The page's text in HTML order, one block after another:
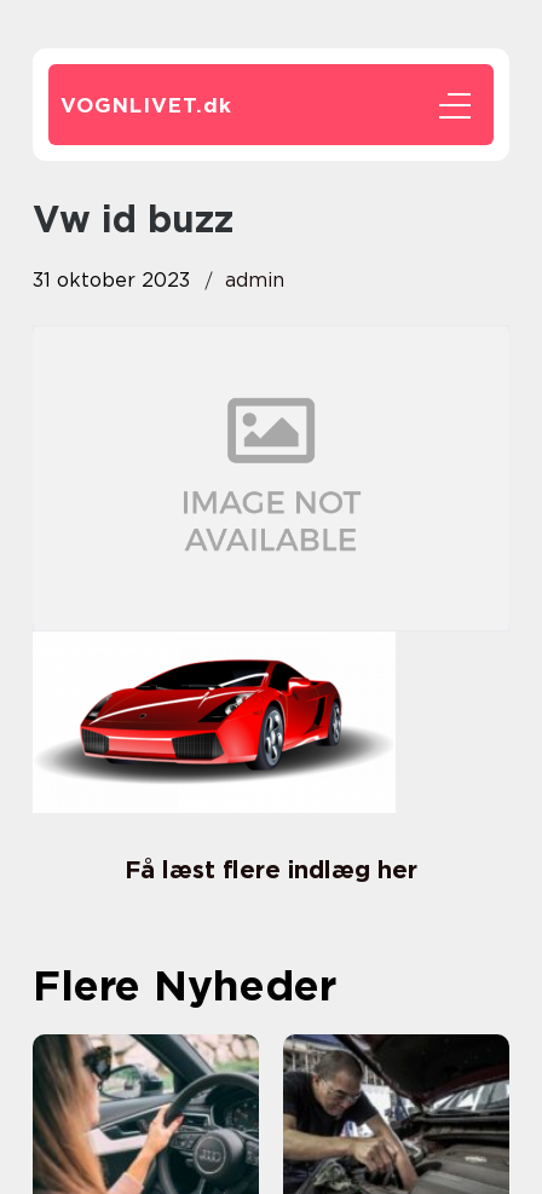
VOGNLIVET.dk
vw id buzz
31 oktober 2023 admin
Få læst flere indlæg her
Flere Nyheder